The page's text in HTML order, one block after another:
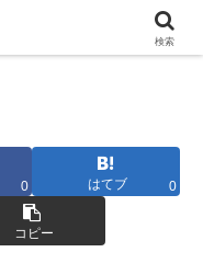
ーを変えていく！。
0 はてブ 0
コピー
検索